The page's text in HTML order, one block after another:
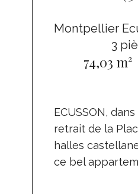
Montpellier
3
74,03 m²
ECUSSON,
retrait de la
halles
ce bel